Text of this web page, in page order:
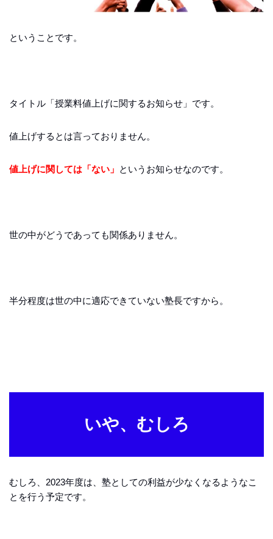
ということです。
タイトル「授業料値上げに関するお知らせ」です。
値上げするとは言っておりません。
値上げに関しては「ない」 というお知らせなのです。
世の中がどうであっても関係ありません。
半分程度は世の中に適応できていない塾長ですから。
いや、むしろ
むしろ、2023年度は、塾としての利益が少なくなるようなこ
とを行う予定です。